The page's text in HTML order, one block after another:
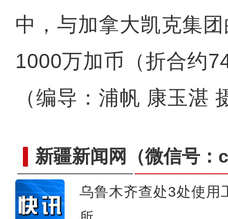
中，与加拿大凯克集
1000万加币（折合约
（编导：浦帆 康玉湛
新疆新闻网 （微信号
乌鲁木齐查处3处使用
新疆兵团阿拉尔市万余亩茴